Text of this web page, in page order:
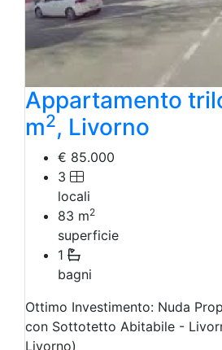
Appartamento
m2, Livorno
€ 85.000
3
locali
83 m2
superficie
1
bagni
Ottimo Investimento: Nuda
con Sottotetto Abitabile -
Livorno)